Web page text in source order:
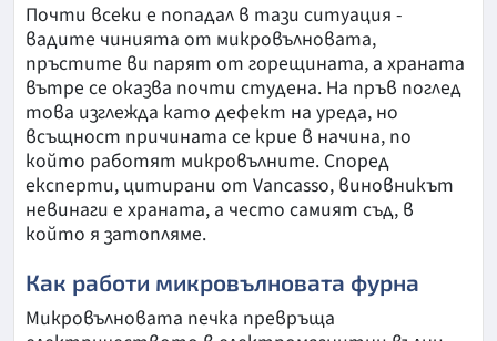
Почти всеки е попадал в тази ситуация -
вадите чинията от микровълновата,
пръстите ви парят от горещината, а храната
вътре се оказва почти студена. На пръв поглед
това изглежда като дефект на уреда, но
всъщност причината се крие в начина, по
който работят микровълните. Според
експерти, цитирани от Vancasso, виновникът
невинаги е храната, а често самият съд, в
който я затопляме.
Как работи микровълновата фурна
Микровълновата печка превръща